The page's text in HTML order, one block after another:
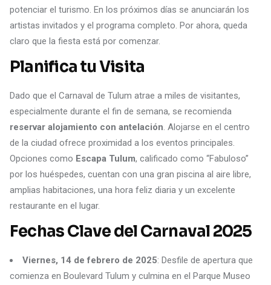
potenciar el turismo. En los próximos días se anunciarán los
artistas invitados y el programa completo. Por ahora, queda
claro que la fiesta está por comenzar.
Planifica tu Visita
Dado que el Carnaval de Tulum atrae a miles de visitantes,
especialmente durante el fin de semana, se recomienda
reservar alojamiento con antelación . Alojarse en el centro
de la ciudad ofrece proximidad a los eventos principales.
Opciones como Escapa Tulum, calificado como “Fabuloso”
por los huéspedes, cuentan con una gran piscina al aire libre,
amplias habitaciones, una hora feliz diaria y un excelente
restaurante en el lugar.
Fechas Clave del Carnaval 2025
Viernes, 14 de febrero de 2025: Desfile de apertura que
comienza en Boulevard Tulum y culmina en el Parque Museo